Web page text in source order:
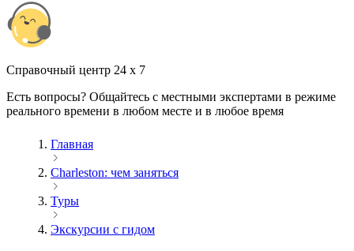
Cправочный центр 24 x 7
Есть вопросы? Общайтесь с местными экспертами в режиме
реального времени в любом месте и в любое время
Главная
Charleston: чем заняться
Туры
Экскурсии с гидом